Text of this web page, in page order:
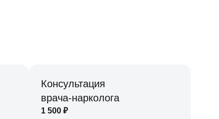
Консультация
врача-нарколога
1 500 ₽